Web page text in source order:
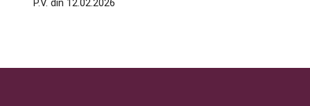
P.V. din 12.02.2026